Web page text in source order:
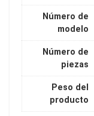
Número de
modelo
Número de
piezas
Peso del
producto